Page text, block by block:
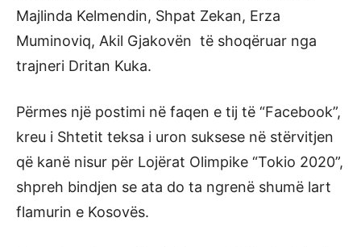
Majlinda Kelmendin, Shpat Zekan, Erza
Muminoviq, Akil Gjakovën të shoqëruar nga
trajneri Dritan Kuka.
Përmes një postimi në faqen e tij të “Facebook”,
kreu i Shtetit teksa i uron suksese në stërvitjen
që kanë nisur për Lojërat Olimpike “Tokio 2020”,
shpreh bindjen se ata do ta ngrenë shumë lart
flamurin e Kosovës.